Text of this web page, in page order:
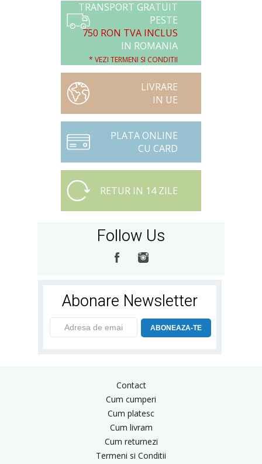
TRANSPORT GRATUIT
PESTE
750 RON TVA INCLUS
IN ROMANIA
* VEZI TERMENI SI CONDITII
LIVRARE
IN UE
PLATA ONLINE
CU CARD
RETUR IN 14 ZILE
Follow Us
Abonare Newsletter
ABONEAZA-TE
Contact
Cum cumperi
Cum platesc
Cum livram
Cum returnezi
Termeni si Conditii